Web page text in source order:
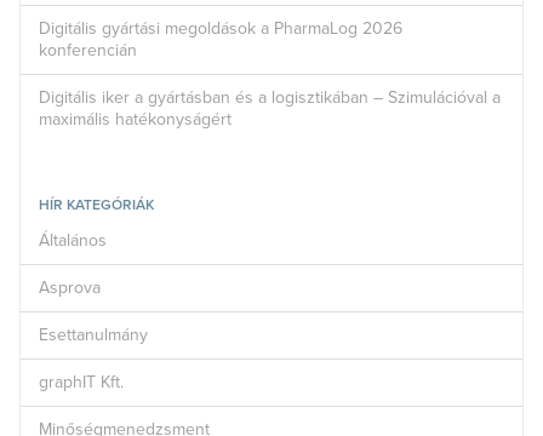
Digitális gyártási megoldások a PharmaLog 2026
konferencián
Digitális iker a gyártásban és a logisztikában – Szimulációval a
maximális hatékonyságért
HÍR KATEGÓRIÁK
Általános
Asprova
Esettanulmány
graphIT Kft.
Minőségmenedzsment